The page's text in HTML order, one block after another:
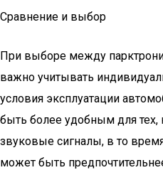
Сравнение и выбор
При выборе между
важно учитывать
условия эксплуатации
быть более удобным для тех,
звуковые сигналы, в то
может быть